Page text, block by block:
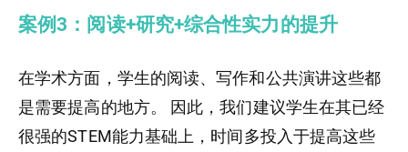
案例3：阅读+研究+综合性实力的提升
在学术方面，学生的阅读、写作和公共演讲这些都
是需要提高的地方。 因此，我们建议学生在其已经
很强的STEM能力基础上，时间多投入于提高这些